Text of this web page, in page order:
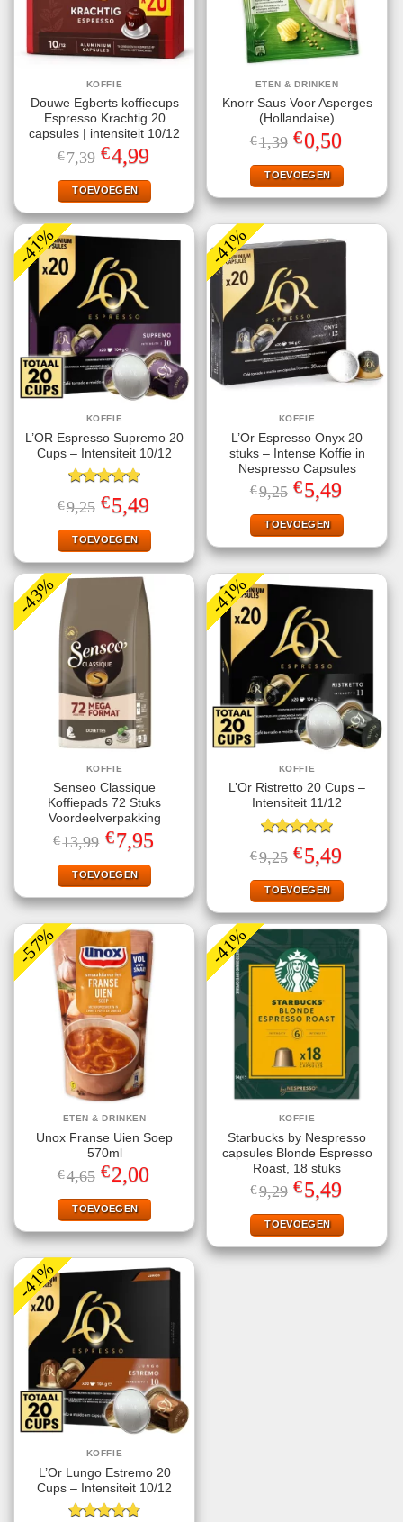
KOFFIE
Douwe Egberts koffiecups
Espresso Krachtig 20
capsules | intensiteit 10/12
€7,39 Oorspronkelijke
prijs
was:
€7,39.
€4,99
is:
€4,99.
TOEVOEGEN
ETEN & DRINKEN
Knorr Saus Voor Asperges
(Hollandaise)
€1,39 Oorspronkelijke
prijs
was:
€1,39.
€0,50
is:
€0,50.
TOEVOEGEN
-41%
KOFFIE
L’OR Espresso Supremo 20
Cups – Intensiteit 10/12
Gewaardeerd
5.00uit 5
€9,25 Oorspronkelijke
prijs
was:
€9,25.
€5,49
is:
€5,49.
TOEVOEGEN
-41%
KOFFIE
L’Or Espresso Onyx 20
stuks – Intense Koffie in
Nespresso Capsules
€9,25 Oorspronkelijke
prijs
was:
€9,25.
€5,49
is:
€5,49.
TOEVOEGEN
-43%
KOFFIE
Senseo Classique
Koffiepads 72 Stuks
Voordeelverpakking
€13,99 Oorspronkelijke
prijs
was:
€13,99.
€7,95prijs
TOEVOEGEN
-41%
KOFFIE
L’Or Ristretto 20 Cups –
Intensiteit 11/12
Gewaardeerd
5.00uit 5
€9,25 Oorspronkelijke
prijs
was:
€9,25.
€5,49
is:
€5,49.
TOEVOEGEN
-57%
ETEN & DRINKEN
Unox Franse Uien Soep
570ml
€4,65 Oorspronkelijke
prijs
was:
€4,65.
€2,00
is:
€2,00.
TOEVOEGEN
-41%
KOFFIE
Starbucks by Nespresso
capsules Blonde Espresso
Roast, 18 stuks
€9,29 Oorspronkelijke
prijs
was:
€9,29.
€5,49
is:
€5,49.
TOEVOEGEN
-41%
KOFFIE
L’Or Lungo Estremo 20
Cups – Intensiteit 10/12